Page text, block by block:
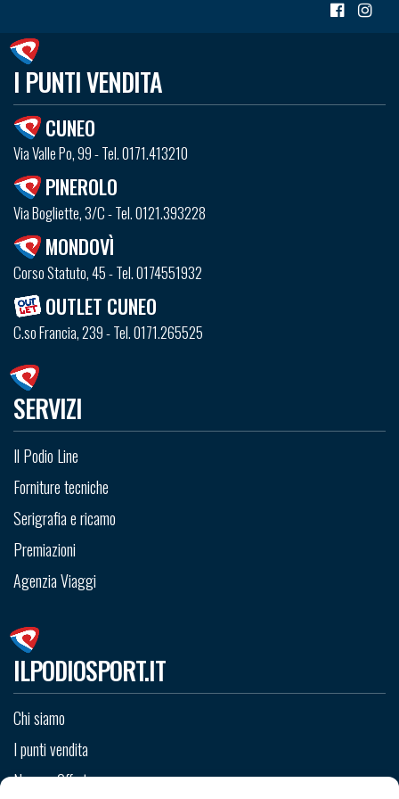
I PUNTI VENDITA
CUNEO
Via Valle Po, 99 - Tel. 0171.413210
PINEROLO
Via Bogliette, 3/C - Tel. 0121.393228
MONDOVÌ
Corso Statuto, 45 - Tel. 0174551932
OUTLET CUNEO
C.so Francia, 239 - Tel. 0171.265525
SERVIZI
Il Podio Line
Forniture tecniche
Serigrafia e ricamo
Premiazioni
Agenzia Viaggi
ILPODIOSPORT.IT
Chi siamo
I punti vendita
News e Offerte